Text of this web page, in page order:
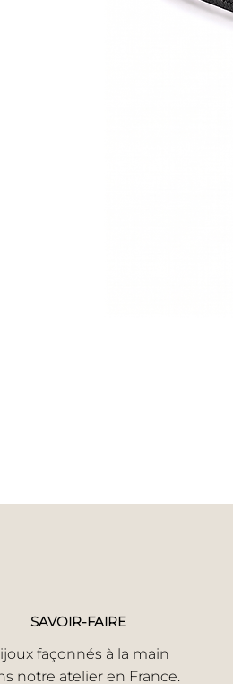
SAVOIR-FAIRE
façonnés à la main
notre atelier en France.